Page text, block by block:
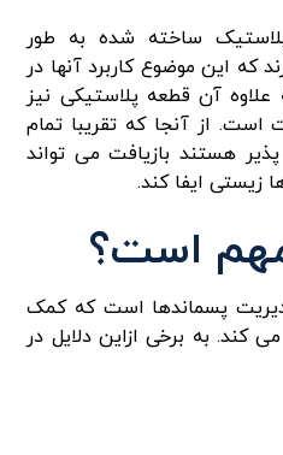
ساخته شده به طور
که این موضوع کاربرد آنها در
علاوه آن قطعه پلاستیکی نیز
بازیافت است. از آنجا که تقریبا تمام
هستند بازیافت می تواند
زیستی ایفا کند.
مهم است؟
پسماندها است که کمک
به برخی ازاین دلایل در